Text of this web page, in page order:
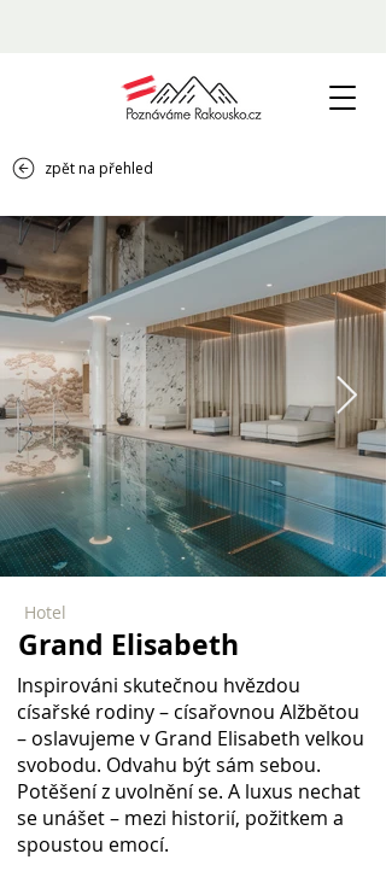
zpět na přehled
Hotel
Grand Elisabeth
Inspirováni skutečnou hvězdou
císařské rodiny – císařovnou Alžbětou
– oslavujeme v Grand Elisabeth velkou
svobodu. Odvahu být sám sebou.
Potěšení z uvolnění se. A luxus nechat
se unášet – mezi historií, požitkem a
spoustou emocí.